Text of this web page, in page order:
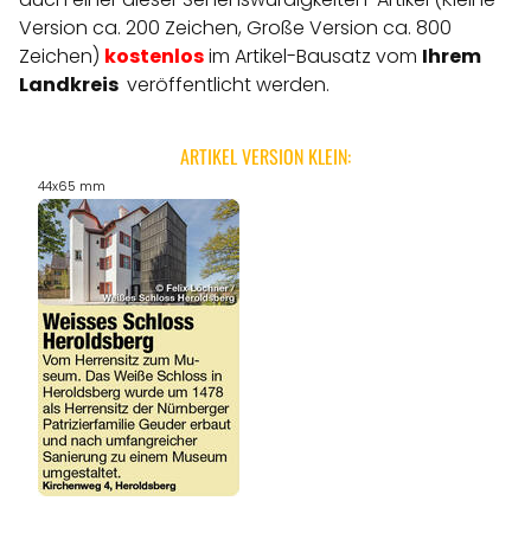
Version ca. 200 Zeichen, Große Version ca. 800
Zeichen) kostenlosim Artikel-Bausatz vom Ihrem
Landkreis veröffentlicht werden.
ARTIKEL VERSION KLEIN:
44x65 mm